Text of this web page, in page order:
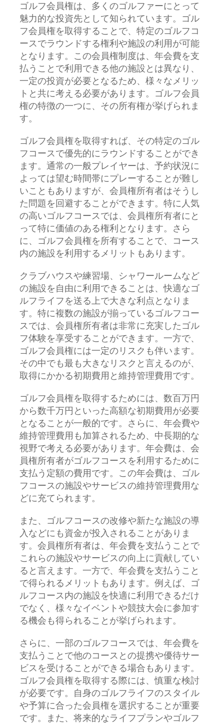
ゴルフ会員権は、多くのゴルファーにとって
魅力的な投資先として知られています。 ゴル
フ会員権を取得することで、特定のゴルフコ
ースでラウンドする権利や施設の利用が可能
となります。この会員権制度は、年会費を支
払うことで利用できる他の施設とは異なり、
一定の投資が必要となるため、様々なメリッ
トと共に考える必要があります。ゴルフ会員
権の特徴の一つに、その所有権が挙げられま
す。
ゴルフ会員権を取得すれば、その特定のゴル
フコースで優先的にラウンドすることができ
ます。通常の一般プレイヤーは、予約状況に
よっては望む時間帯にプレーすることが難し
いこともありますが、会員権所有者はそうし
た問題を回避することができます。特に人気
の高いゴルフコースでは、会員権所有者にと
って特に価値のある権利となります。さら
に、ゴルフ会員権を所有することで、コース
内の施設を利用するメリットもあります。
クラブハウスや練習場、シャワールームなど
の施設を自由に利用できることは、快適なゴ
ルフライフを送る上で大きな利点となりま
す。特に複数の施設が揃っているゴルフコー
スでは、会員権所有者は非常に充実したゴル
フ体験を享受することができます。一方で、
ゴルフ会員権には一定のリスクも伴います。
その中でも最も大きなリスクと言えるのが、
取得にかかる初期費用と維持管理費用です。
ゴルフ会員権を取得するためには、数百万円
から数千万円といった高額な初期費用が必要
となることが一般的です。さらに、年会費や
維持管理費用も加算されるため、中長期的な
視野で考える必要があります。年会費は、会
員権所有者がゴルフコースを利用するために
支払う定額の費用です。この年会費は、ゴル
フコースの施設やサービスの維持管理費用な
どに充てられます。
また、ゴルフコースの改修や新たな施設の導
入などにも資金が投入されることがありま
す。会員権所有者は、年会費を支払うことで
これらの施設やサービスの向上に貢献してい
ると言えます。一方で、年会費を支払うこと
で得られるメリットもあります。例えば、ゴ
ルフコース内の施設を快適に利用できるだけ
でなく、様々なイベントや競技大会に参加す
る機会も得られることが挙げられます。
さらに、一部のゴルフコースでは、年会費を
支払うことで他のコースとの提携や優待サー
ビスを受けることができる場合もあります。
ゴルフ会員権を取得する際には、慎重な検討
が必要です。自身のゴルフライフのスタイル
や予算に合った会員権を選択することが重要
です。また、将来的なライフプランやゴルフ